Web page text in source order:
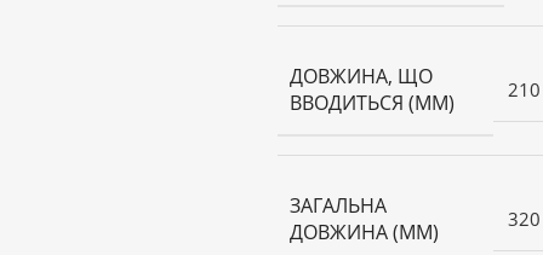
ДОВЖИНА, ЩО
ВВОДИТЬСЯ (ММ)
210
ЗАГАЛЬНА
ДОВЖИНА (ММ)
320